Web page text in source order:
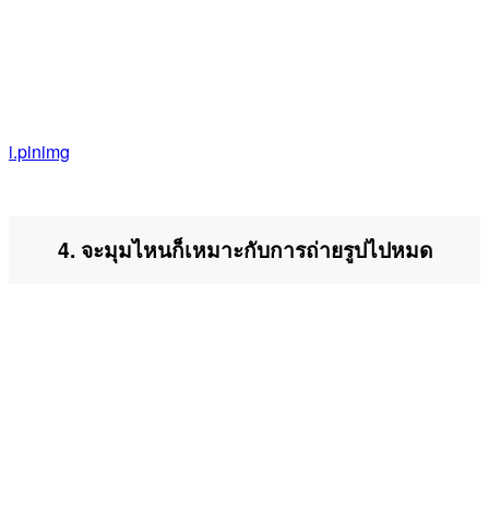
i.pinimg
4. จะมุมไหนก็เหมาะกับการถ่ายรูปไปหมด